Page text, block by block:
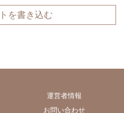
を書き込む
運営者情報
お問い合わせ